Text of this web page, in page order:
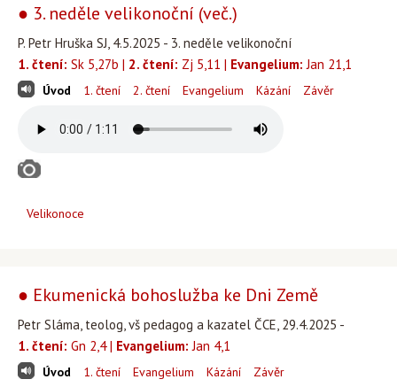
● 3. neděle velikonoční (več.)
P. Petr Hruška SJ, 4.5.2025 - 3. neděle velikonoční
1. čtení: Sk 5,27b | 2. čtení: Zj 5,11 | Evangelium: Jan 21,1
Úvod 1. čtení 2. čtení Evangelium Kázání Závěr
Velikonoce
● Ekumenická bohoslužba ke Dni Země
Petr Sláma, teolog, vš pedagog a kazatel ČCE, 29.4.2025 -
1. čtení: Gn 2,4 | Evangelium: Jan 4,1
Úvod 1. čtení Evangelium Kázání Závěr